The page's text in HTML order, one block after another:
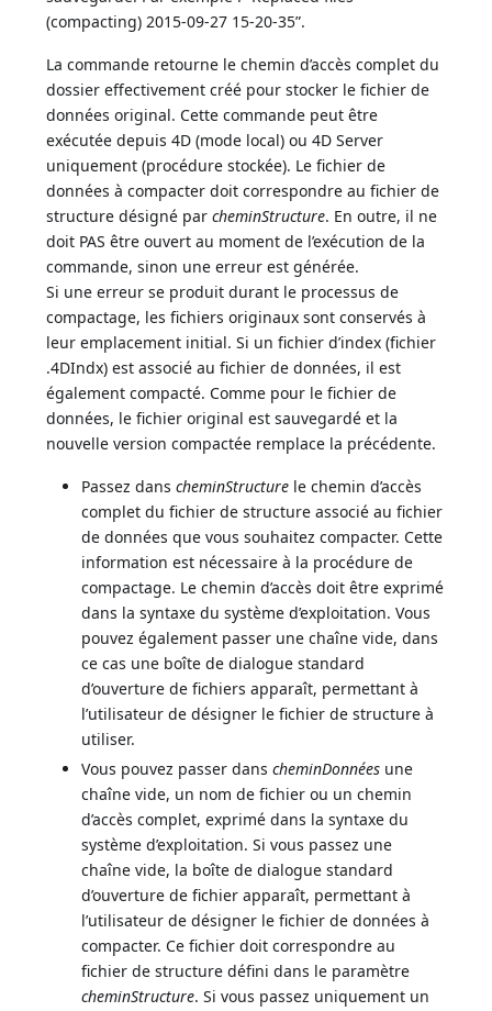
(compacting) 2015-09-27 15-20-35”.
La commande retourne le chemin d’accès complet du
dossier effectivement créé pour stocker le fichier de
données original. Cette commande peut être
exécutée depuis 4D (mode local) ou 4D Server
uniquement (procédure stockée). Le fichier de
données à compacter doit correspondre au fichier de
structure désigné parcheminStructure. En outre, il ne
doit PAS être ouvert au moment de l’exécution de la
commande, sinon une erreur est générée.
Si une erreur se produit durant le processus de
compactage, les fichiers originaux sont conservés à
leur emplacement initial. Si un fichier d’index (fichier
.4DIndx) est associé au fichier de données, il est
également compacté. Comme pour le fichier de
données, le fichier original est sauvegardé et la
nouvelle version compactée remplace la précédente.
Passez danscheminStructure le chemin d’accès
complet du fichier de structure associé au fichier
de données que vous souhaitez compacter. Cette
information est nécessaire à la procédure de
compactage. Le chemin d’accès doit être exprimé
dans la syntaxe du système d’exploitation. Vous
pouvez également passer une chaîne vide, dans
ce cas une boîte de dialogue standard
d’ouverture de fichiers apparaît, permettant à
l’utilisateur de désigner le fichier de structure à
utiliser.
Vous pouvez passer danscheminDonnées une
chaîne vide, un nom de fichier ou un chemin
d’accès complet, exprimé dans la syntaxe du
système d’exploitation. Si vous passez une
chaîne vide, la boîte de dialogue standard
d’ouverture de fichier apparaît, permettant à
l’utilisateur de désigner le fichier de données à
compacter. Ce fichier doit correspondre au
fichier de structure défini dans le paramètre
cheminStructure. Si vous passez uniquement un